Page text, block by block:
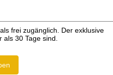
frei zugänglich. Der exklusive
30 Tage sind.